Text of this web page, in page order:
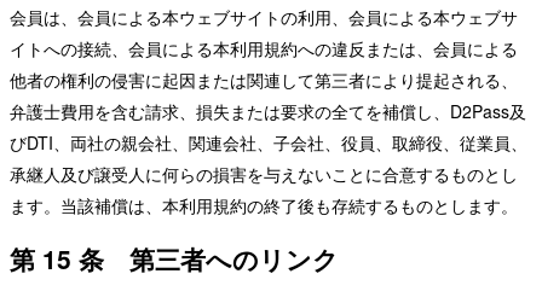
会員は、会員による本ウェブサイトの利用、会員による本ウェブサ
イトへの接続、会員による本利用規約への違反または、会員による
他者の権利の侵害に起因または関連して第三者により提起される、
弁護士費用を含む請求、損失または要求の全てを補償し、D2Pass及
びDTI、両社の親会社、関連会社、子会社、役員、取締役、従業員、
承継人及び譲受人に何らの損害を与えないことに合意するものとし
ます。当該補償は、本利用規約の終了後も存続するものとします。
第 15 条 第三者へのリンク